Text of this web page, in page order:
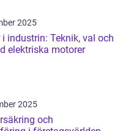
2025
i industrin: Teknik, val och
elektriska motorer
2025
och